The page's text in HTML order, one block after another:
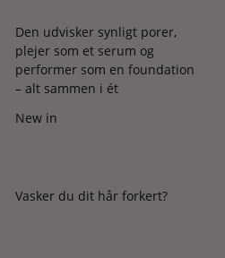
Den udvisker synligt porer,
plejer som et serum og
performer som en foundation
– alt sammen i ét
New in
Vasker du dit hår forkert?